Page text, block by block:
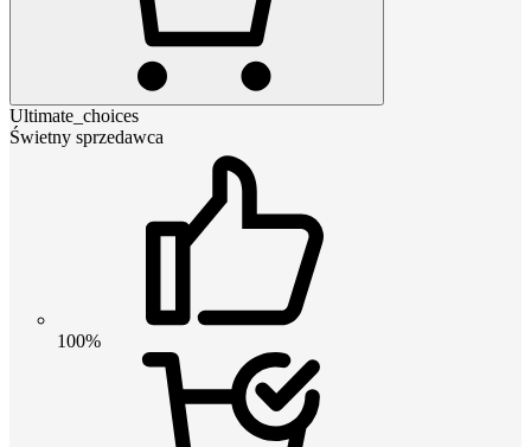
Ultimate_choices
Świetny sprzedawca
100%